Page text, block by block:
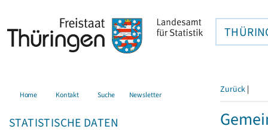
Home Kontakt Suche Newsletter
STATISTISCHE DATEN
Zurück |